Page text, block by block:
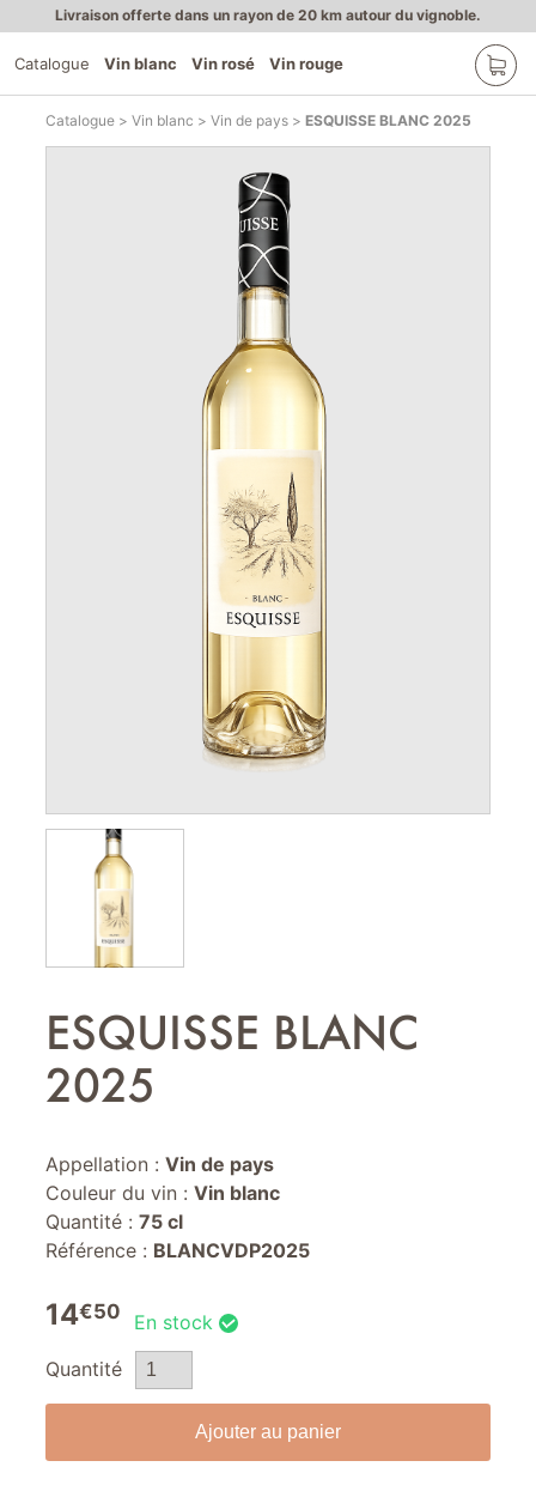
Livraison offerte dans un rayon de 20 km autour du vignoble.
Catalogue Vin blanc Vin rosé Vin rouge
Catalogue Vin blanc Vin de pays ESQUISSE BLANC 2025
ESQUISSE BLANC
2025
Appellation
Vin de pays
Couleur du vin
Vin blanc
Quantité
75 cl
Référence
BLANCVDP2025
14€50
En stock
Quantité
Ajouter au panier